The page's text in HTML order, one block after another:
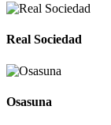
Real Sociedad
Osasuna